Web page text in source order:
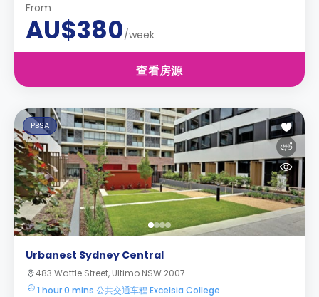
From
AU$380/week
查看房源
PBSA
Urbanest Sydney Central
483 Wattle Street, Ultimo NSW 2007
1 hour 0 mins 公共交通车程 Excelsia College